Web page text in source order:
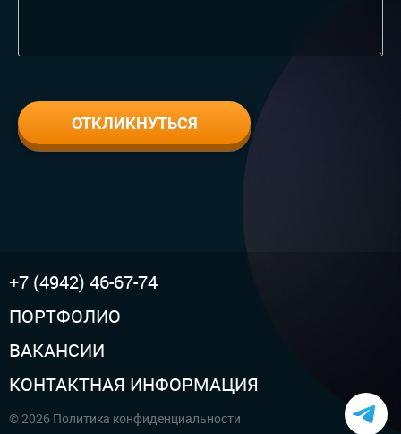
+7 (4942) 46-67-74
ПОРТФОЛИО
ВАКАНСИИ
КОНТАКТНАЯ ИНФОРМАЦИЯ
© 2026 Политика конфиденциальности